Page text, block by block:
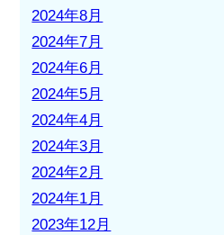
2024年8月
2024年7月
2024年6月
2024年5月
2024年4月
2024年3月
2024年2月
2024年1月
2023年12月